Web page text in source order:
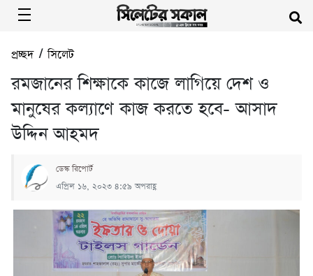
প্রচ্ছদ/সিলেট
রমজানের শিক্ষাকে কাজে লাগিয়ে দেশ ও
মানুষের কল্যাণে কাজ করতে হবে- আসাদ
উদ্দিন আহমদ
ডেস্ক রিপোর্ট
এপ্রিল ১৬, ২০২৩ ৪:৫৯ অপরাহ্ণ